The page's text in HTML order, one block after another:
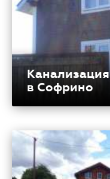
в Софрино